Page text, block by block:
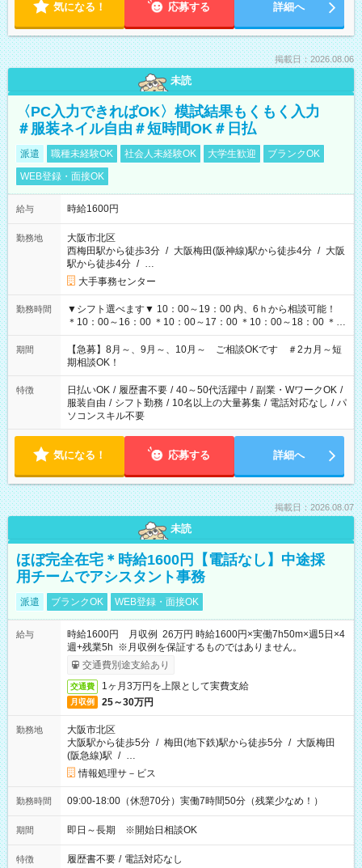
気になる！ 応募する 詳細へ
掲載日：2026.08.06
未読
〈PC入力できればOK〉模試結果もくもく入力
＃服装ネイル自由＃短時間OK＃日払
派遣 職種未経験OK 社会人未経験OK 大学生歓迎
ブランクOK
WEB登録・面接OK
給与 時給1600円
勤務地
大阪市北区
西梅田駅から徒歩3分 / 大阪梅田(阪神線)駅から徒歩4分 / 大阪
駅から徒歩4分 / …
大手事務センター
勤務時間
▼シフト選べます▼ 10：00～19：00 内、6ｈから相談可能！
＊10：00～16：00 ＊10：00～17：00 ＊10：00～18：00 ＊
11：00～19：00 ＊12：00～19：00 ＊13：00～19：00
期間
【急募】8月～、9月～、10月～ ご相談OKです ＃2カ月～短
期相談OK！
特徴 日払いOK / 履歴書不要 / 40～50代活躍中 / 副業・WワークOK /
服装自由 / シフト勤務 / 10名以上の大量募集 / 電話対応なし / パ
ソコンスキル不要
気になる！ 応募する 詳細へ
掲載日：2026.08.07
未読
ほぼ完全在宅＊時給1600円【電話なし】中途採
用チームでアシスタント事務
派遣 ブランクOK WEB登録・面接OK
給与
時給1600円 月収例 26万円 時給1600円×実働7h50m×週5日×4
週+残業5h ※月収例を保証するものではありません。
交通費別途支給あり
交通費 1ヶ月3万円を上限として実費支給
月収例 25～30万円
勤務地
大阪市北区
大阪駅から徒歩5分 / 梅田(地下鉄)駅から徒歩5分 / 大阪梅田
(阪急線)駅 / …
情報処理サ－ビス
勤務時間 09:00-18:00（休憩70分）実働7時間50分（残業少なめ！）
期間 即日～長期 ※開始日相談OK
特徴 履歴書不要 / 電話対応なし